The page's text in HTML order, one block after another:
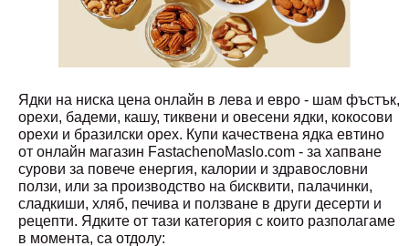
Ядки на ниска цена онлайн в лева и евро - шам фъстък,
орехи, бадеми, кашу, тиквени и овесени ядки, кокосови
орехи и бразилски орех. Купи качествена ядка евтино
от онлайн магазин FastachenoMaslo.com - за хапване
сурови за повече енергия, калории и здравословни
ползи, или за производство на бисквити, палачинки,
сладкиши, хляб, печива и ползване в други десерти и
рецепти. Ядките от тази категория с които разполагаме
в момента, са отдолу: